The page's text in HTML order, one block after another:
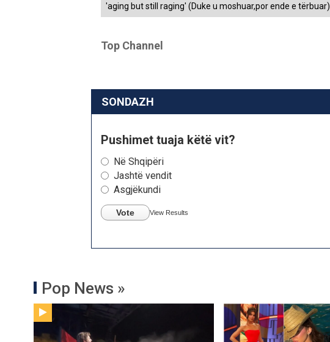
'aging but still raging' (Duke u moshuar,por ende e tërbuar)
Top Channel
SONDAZH
Pushimet tuaja këtë vit?
Në Shqipëri
Jashtë vendit
Asgjëkundi
Vote View Results
Pop News »